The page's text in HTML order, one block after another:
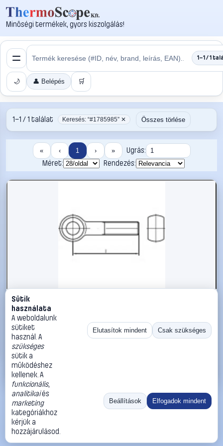
Minőségi termékek, gyors kiszolgálás!
1–1 / 1
🌙 👤 Belépés 🛒
1–1 / 1 találat Keresés: “#1785985” ✕ Összes törlése
« ‹ 1 › »
Ugrás:
Méret:
Rendezés:
#1785985
TOOLCRAFT TO-5357955 szemescsavar M12 150 mm DIN
444 rozsdamentes acél A4 10 db
TOOLCRAFT Metrikus csavarok
37 990 Ft
Kosárba
«
Ugrás:
Méret:
Rendezés:
©2026
ThermoScope
ÁSZF
Cégbemutató
Sütik
használata
A weboldalunk
sütiket
használ. A
szükséges
sütik a
működéshez
kellenek. A
funkcionális,
analitikaiés
marketing
kategóriákhoz
kérjük a
hozzájárulásod.
Elutasítok mindent Csak szükséges
Beállítások Elfogadok mindent